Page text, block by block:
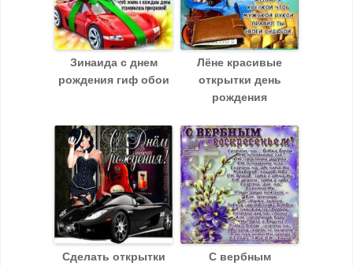
Зинаида c днем
рождения гиф обои
Лёне красивые
открытки день
рождения
Сделать открытки
С вербным